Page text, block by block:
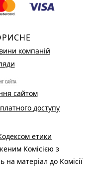
компаній
сайтом
доступу
етики
Комісією з
на матеріал до Комісії